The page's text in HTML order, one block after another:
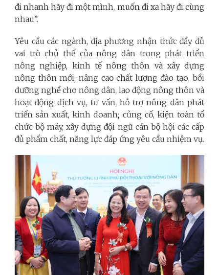
đi nhanh hãy đi một mình, muốn đi xa hãy đi cùng
nhau”.
Yêu cầu các ngành, địa phương nhận thức đầy đủ
vai trò chủ thể của nông dân trong phát triển
nông nghiệp, kinh tế nông thôn và xây dựng
nông thôn mới; nâng cao chất lượng đào tạo, bồi
dưỡng nghề cho nông dân, lao động nông thôn và
hoạt động dịch vụ, tư vấn, hỗ trợ nông dân phát
triển sản xuất, kinh doanh; củng cố, kiện toàn tổ
chức bộ máy, xây dựng đội ngũ cán bộ hội các cấp
đủ phẩm chất, năng lực đáp ứng yêu cầu nhiệm vụ.